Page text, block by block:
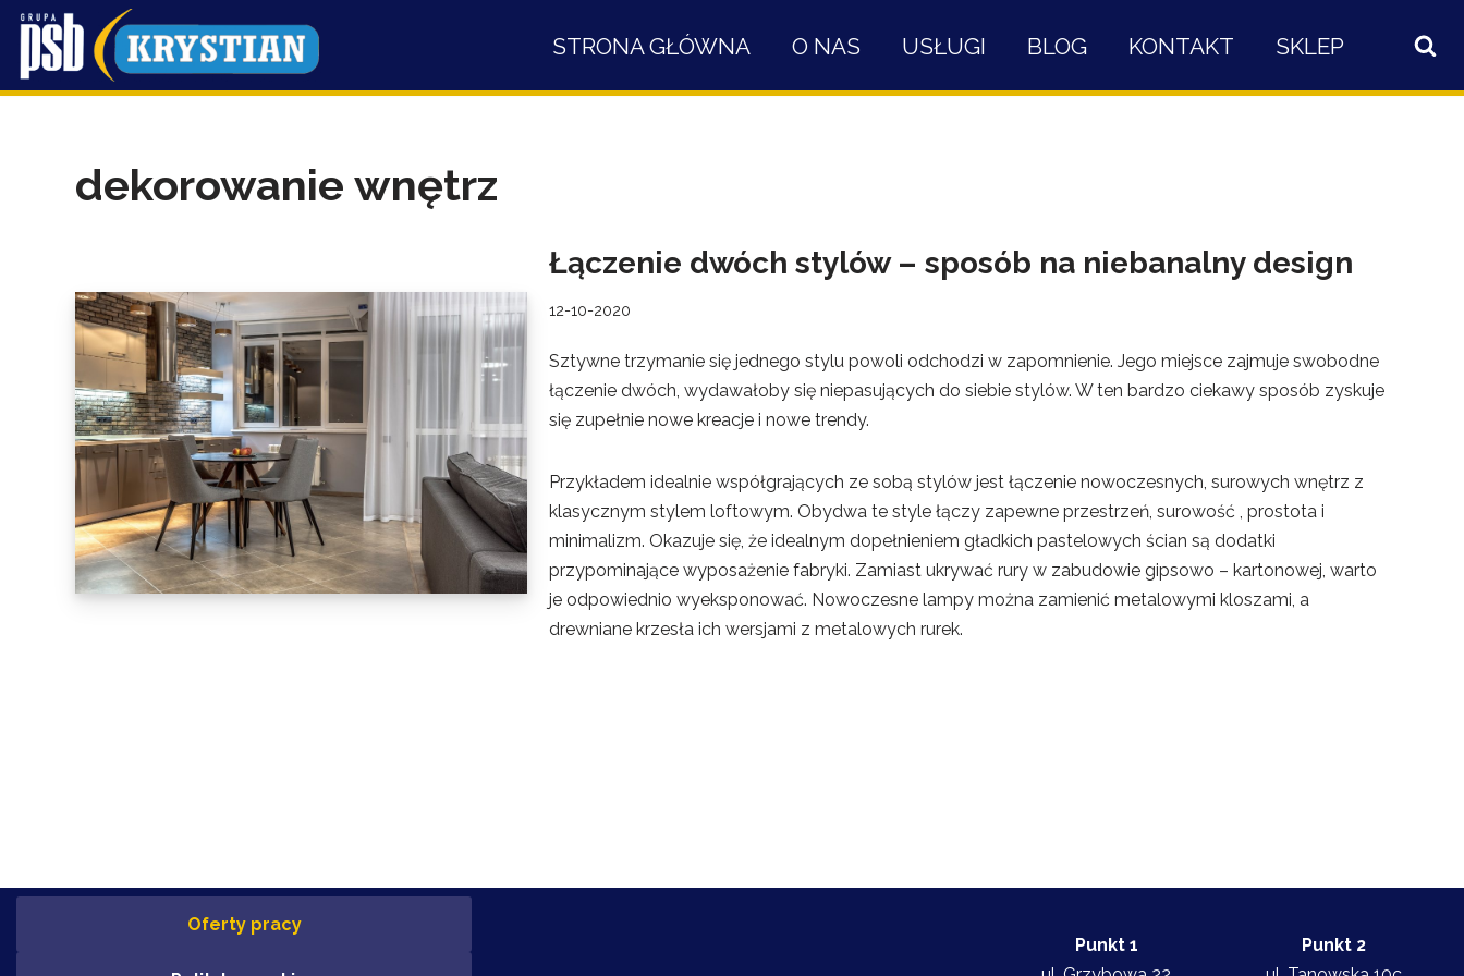
Przejdź
do
STRONA GŁÓWNA O NAS USŁUGI BLOG KONTAKT SKLEP
dekorowanie wnętrz
Łączenie dwóch stylów – sposób na niebanalny design
12-10-2020
Sztywne trzymanie się jednego stylu powoli odchodzi w zapomnienie. Jego miejsce zajmuje swobodne
łączenie dwóch, wydawałoby się niepasujących do siebie stylów. W ten bardzo ciekawy sposób zyskuje
się zupełnie nowe kreacje i nowe trendy.
Przykładem idealnie współgrających ze sobą stylów jest łączenie nowoczesnych, surowych wnętrz z
klasycznym stylem loftowym. Obydwa te style łączy zapewne przestrzeń, surowość , prostota i
minimalizm. Okazuje się, że idealnym dopełnieniem gładkich pastelowych ścian są dodatki
przypominające wyposażenie fabryki. Zamiast ukrywać rury w zabudowie gipsowo – kartonowej, warto
je odpowiednio wyeksponować. Nowoczesne lampy można zamienić metalowymi kloszami, a
drewniane krzesła ich wersjami z metalowych rurek.
Oferty pracy
Punkt 1
Punkt 2